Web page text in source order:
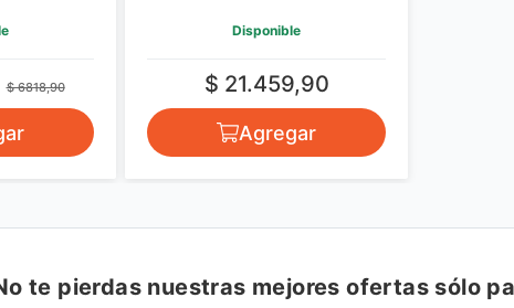
$ 6818,90
Disponible
$ 21.459,90
Agregar
te pierdas nuestras mejores ofertas sólo